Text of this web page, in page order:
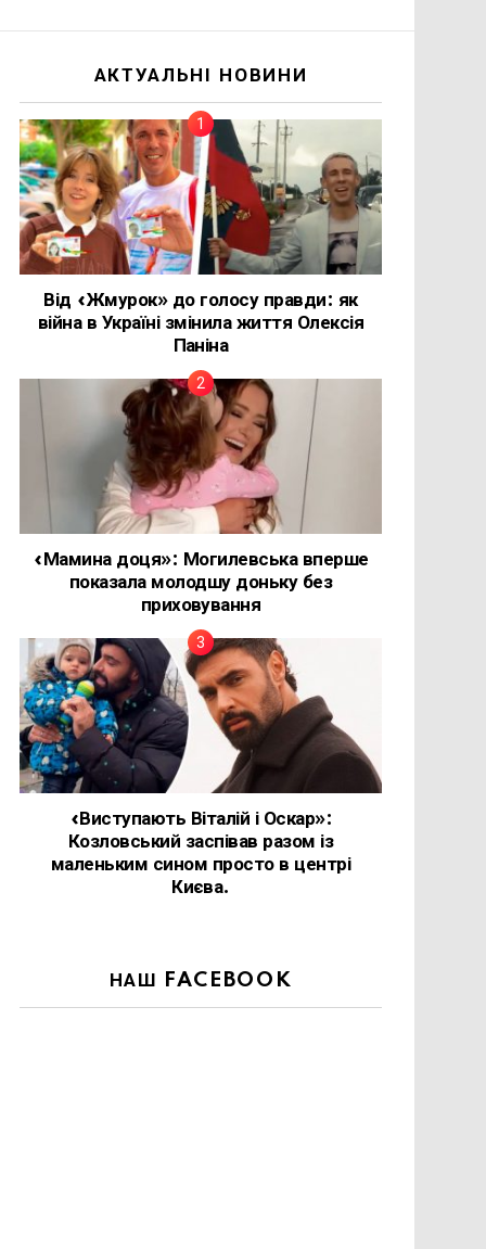
АКТУАЛЬНІ НОВИНИ
Від «Жмурок» до голосу правди: як
війна в Україні змінила життя Олексія
Паніна
«Мамина доця»: Могилевська вперше
показала молодшу доньку без
приховування
«Виступають Віталій і Оскар»:
Козловський заспівав разом із
маленьким сином просто в центрі
Києва.
НАШ FACEBOOK